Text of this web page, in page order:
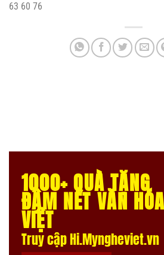
63 60 76
1000+ QUÀ TẶNG
ĐẬM NÉT VĂN HÓA
VIỆT
Truy cập Hi.Myngheviet.vn